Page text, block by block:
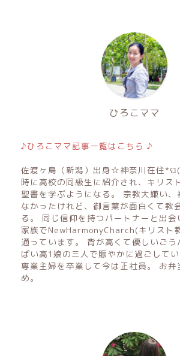
ひろこママ
♪ひろこママ記事一覧はこちら ♪
佐渡ヶ島（新潟）出身☆神奈川在住
時に高校の同級生に紹介され、キリス
聖書を学ぶようになる。 宗教大嫌い、
なかったけれど、御言葉が面白くて教
る。 同じ信仰を持つパートナーと出
家族でNewHarmonyCharch(キリスト
通っています。 背が高くて優しいご
ぱい高1娘の三人で賑やかに過ごして
専業主婦を卒業して今は正社員。 お弁
め。